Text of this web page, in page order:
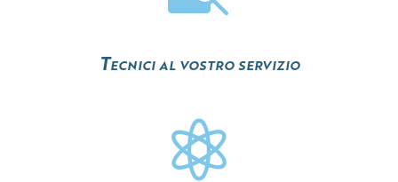
Tecnici al vostro servizio
